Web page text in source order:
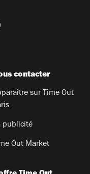
contacter
sur Time Out
publicité
Out Market